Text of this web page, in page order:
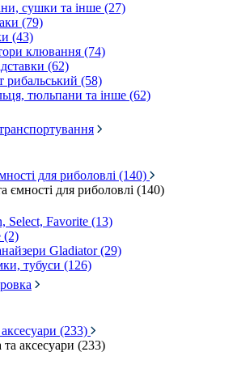
сушки та інше (27)
(79)
(43)
клювання (74)
(62)
рибальський (58)
тюльпани та інше (62)
для риболовлі (140)
ємності для риболовлі (140)
Select, Favorite (13)
(2)
Gladiator (29)
тубуси (126)
(233)
та аксесуари (233)